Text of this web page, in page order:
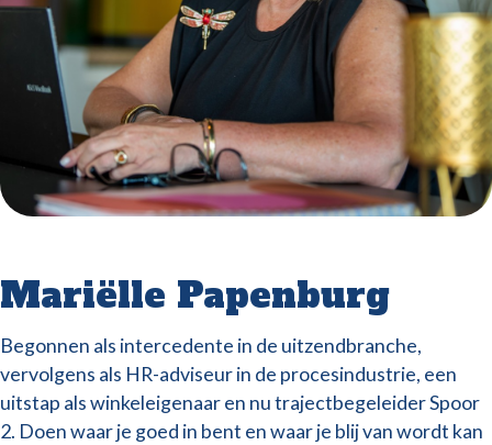
Mariëlle Papenburg
Begonnen als intercedente in de uitzendbranche,
vervolgens als HR-adviseur in de procesindustrie, een
uitstap als winkeleigenaar en nu trajectbegeleider Spoor
2. Doen waar je goed in bent en waar je blij van wordt kan